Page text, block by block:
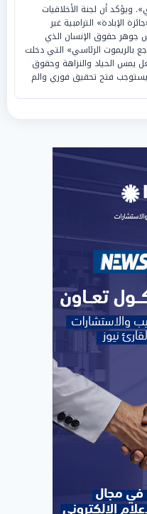
ويؤكد أن لجنة الأخلاقيات
الإبادة» الترامبية غير
جوهر حقوق الإنسان الذي
بالريموت الرئاسي» التي دخلت
يمس الحياد والنزاهة وحقوق
فتح تحقيق فوري والم